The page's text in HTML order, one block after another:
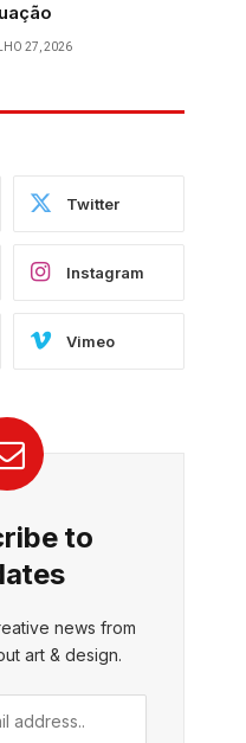
27, 2026
Twitter
Instagram
Vimeo
to
news from
art & design.